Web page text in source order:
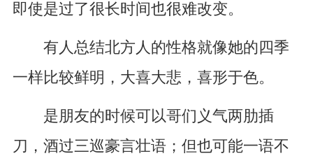
即使是过了很长时间也很难改变。
有人总结北方人的性格就像她的四季
一样比较鲜明，大喜大悲，喜形于色。
是朋友的时候可以哥们义气两肋插
刀，酒过三巡豪言壮语；但也可能一语不